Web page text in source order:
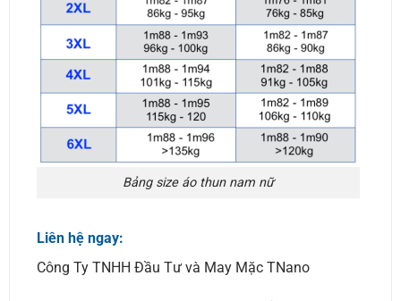
Bảng size áo thun nam nữ
Liên hệ ngay:
Công Ty TNHH Đầu Tư và May Mặc TNano